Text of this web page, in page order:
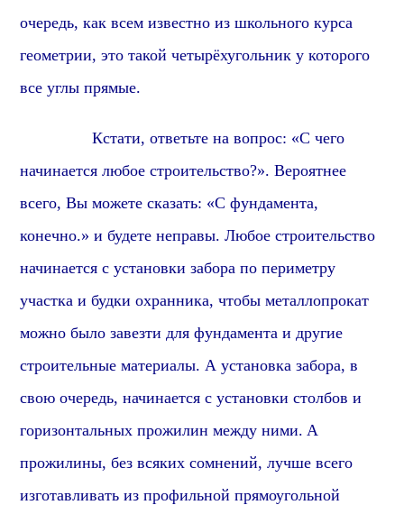
очередь, как всем известно из школьного курса
геометрии, это такой четырёхугольник у которого
все углыпрямые.
Кстати, ответьте на вопрос: «С чего
начинается любое строительство?». Вероятнее
всего, Вы можете сказать: «С фундамента,
конечно.» и будете неправы. Любое строительство
начинается с установки забора по периметру
участка и будки охранника, чтобы металлопрокат
можно было завезти для фундамента и другие
строительные материалы. А установка забора, в
свою очередь, начинается с установки столбови
горизонтальных прожилин между ними. А
прожилины, без всяких сомнений, лучше всего
изготавливать изпрофильнойпрямоугольной